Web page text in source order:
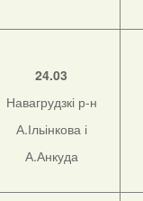
24.03
Навагрудзкі р-н
А.Ільінкова і
А.Анкуда